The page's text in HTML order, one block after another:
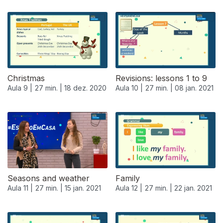
Christmas
Aula 9 | 27 min. | 18 dez. 2020
Revisions: lessons 1 to 9
Aula 10 | 27 min. | 08 jan. 2021
Seasons and weather
Aula 11 | 27 min. | 15 jan. 2021
Family
Aula 12 | 27 min. | 22 jan. 2021
519467